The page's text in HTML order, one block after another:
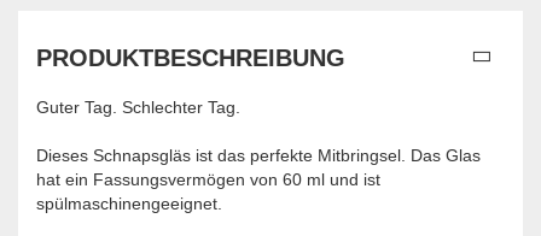
PRODUKTBESCHREIBUNG
Guter Tag. Schlechter Tag.
Dieses Schnapsgläs ist das perfekte Mitbringsel. Das Glas
hat ein Fassungsvermögen von 60 ml und ist
spülmaschinengeeignet.